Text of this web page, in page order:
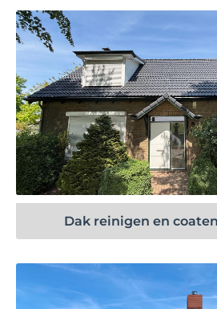
Bekijk
Dak reinigen en